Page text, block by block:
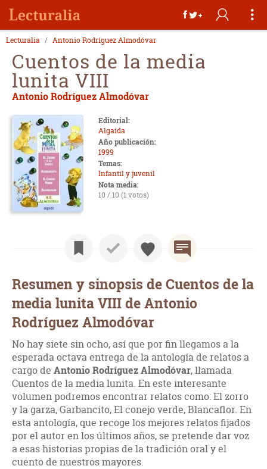
Lecturalia Antonio Rodríguez Almodóvar
Cuentos de la media
lunita VIII
Antonio Rodríguez Almodóvar
Editorial:
Algaida
Año publicación:
1999
Temas:
Infantil y juvenil
Nota media:
10 / 10 (1 votos)
Resumen y sinopsis de Cuentos de la
media lunita VIII de Antonio
Rodríguez Almodóvar
No hay siete sin ocho, así que por fin llegamos a la
esperada octava entrega de la antología de relatos a
cargo de Antonio Rodríguez Almodóvar, llamada
Cuentos de la media lunita. En este interesante
volumen podremos encontrar relatos como: El zorro
y la garza, Garbancito, El conejo verde, Blancaflor. En
esta antología, que recoge los mejores relatos fijados
por el autor en los últimos años, se pretende dar voz
a esas historias propias de la tradición oral y el
cuento de nuestros mayores.